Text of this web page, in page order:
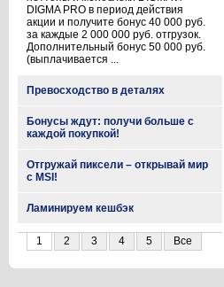
DIGMA PRO в период действия
акции и получите бонус 40 000 руб.
за каждые 2 000 000 руб. отгрузок.
Дополнительный бонус 50 000 руб.
(выплачивается ...
Превосходство в деталях
Бонусы ждут: получи больше с
каждой покупкой!
Отгружай пиксели – открывай мир
с MSI!
Ламинируем кешбэк
1 2 3 4 5 Все